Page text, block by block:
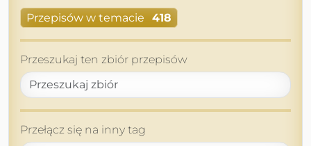
Przepisów w temacie 418
Przeszukaj ten zbiór przepisów
Przełącz się na inny tag